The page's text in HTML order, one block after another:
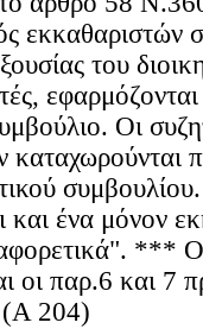
εκκαθαριστών
του
Οι
και ένα μόνον
***
οι παρ.6 και 7
204)